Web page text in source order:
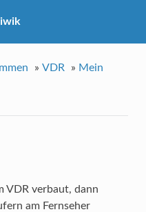
»VDR » Mein
VDR verbaut, dann
am Fernseher